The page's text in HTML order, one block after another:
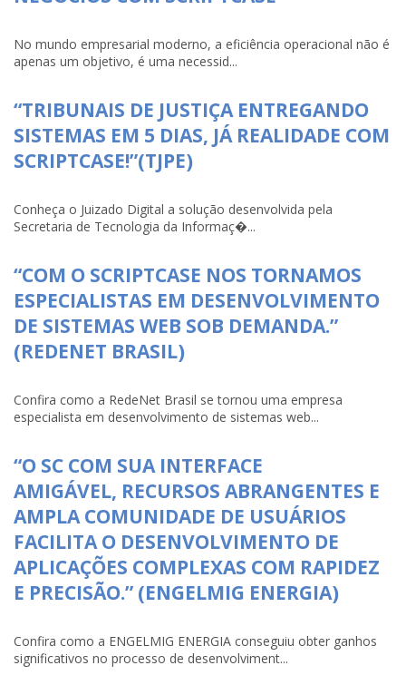
No mundo empresarial moderno, a eficiência operacional não é
apenas um objetivo, é uma necessid...
“TRIBUNAIS DE JUSTIÇA ENTREGANDO
SISTEMAS EM 5 DIAS, JÁ REALIDADE COM
SCRIPTCASE!”(TJPE)
Conheça o Juizado Digital a solução desenvolvida pela
Secretaria de Tecnologia da Informaç�...
“COM O SCRIPTCASE NOS TORNAMOS
ESPECIALISTAS EM DESENVOLVIMENTO
DE SISTEMAS WEB SOB DEMANDA.”
(REDENET BRASIL)
Confira como a RedeNet Brasil se tornou uma empresa
especialista em desenvolvimento de sistemas web...
“O SC COM SUA INTERFACE
AMIGÁVEL, RECURSOS ABRANGENTES E
AMPLA COMUNIDADE DE USUÁRIOS
FACILITA O DESENVOLVIMENTO DE
APLICAÇÕES COMPLEXAS COM RAPIDEZ
E PRECISÃO.” (ENGELMIG ENERGIA)
Confira como a ENGELMIG ENERGIA conseguiu obter ganhos
significativos no processo de desenvolviment...